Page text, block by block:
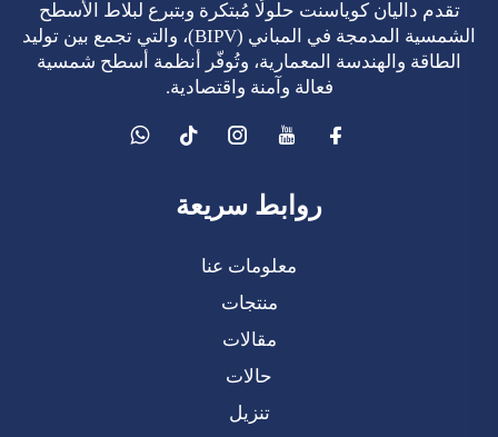
تقدم داليان كوياسنت حلولًا مُبتكرة وبتبرع لبلاط الأسطح
الشمسية المدمجة في المباني (BIPV)، والتي تجمع بين توليد
الطاقة والهندسة المعمارية، وتُوفّر أنظمة أسطح شمسية
فعالة وآمنة واقتصادية.
روابط سريعة
معلومات عنا
منتجات
مقالات
حالات
تنزيل